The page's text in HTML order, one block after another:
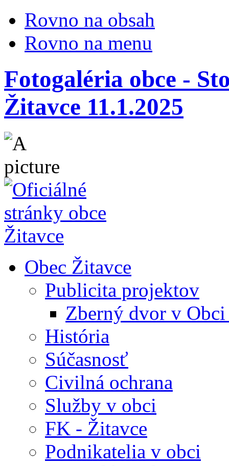
Rovno na obsah
Rovno na menu
Fotogaléria obce -
Žitavce 11.1.2025
Obec Žitavce
Publicita projektov
Zberný dvor v
História
Súčasnosť
Civilná ochrana
Služby v obci
FK - Žitavce
Podnikatelia v obci